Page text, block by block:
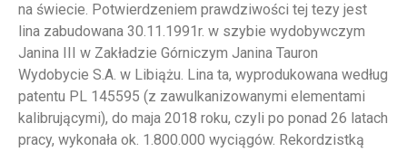
na świecie. Potwierdzeniem prawdziwości tej tezy jest
lina zabudowana 30.11.1991r. w szybie wydobywczym
Janina III w Zakładzie Górniczym Janina Tauron
Wydobycie S.A. w Libiążu. Lina ta, wyprodukowana według
patentu PL 145595 (z zawulkanizowanymi elementami
kalibrującymi), do maja 2018 roku, czyli po ponad 26 latach
pracy, wykonała ok. 1.800.000 wyciągów. Rekordzistką